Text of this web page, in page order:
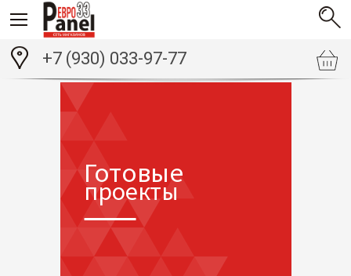
+7 (930) 033-97-77
Готовые
проекты